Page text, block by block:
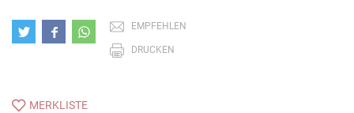
EMPFEHLEN
DRUCKEN
MERKLISTE